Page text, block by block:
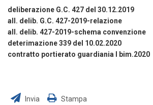
deliberazione G.C. 427 del 30.12.2019
all. delib. G.C. 427-2019-relazione
all. delib. 427-2019-schema convenzione
deterimazione 339 del 10.02.2020
contratto portierato guardiania I bim.2020
Invia Stampa